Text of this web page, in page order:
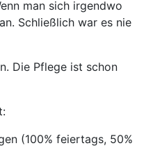
man sich irgendwo
Schließlich war es nie
Die Pflege ist schon
(100% feiertags, 50%